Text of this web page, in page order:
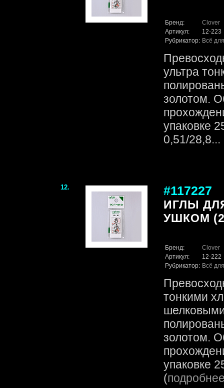
Бренд:
Clover
Артикул:
12-223
Рубрикатор: Всё
ультра
золотом.
упаковке
0,51/28,8...
12. #117227
ИГЛЫ
УШКОМ
Бренд:
Clover
Артикул:
12-222
Рубрикатор: Всё
тонкими
золотом.
упаковке
(